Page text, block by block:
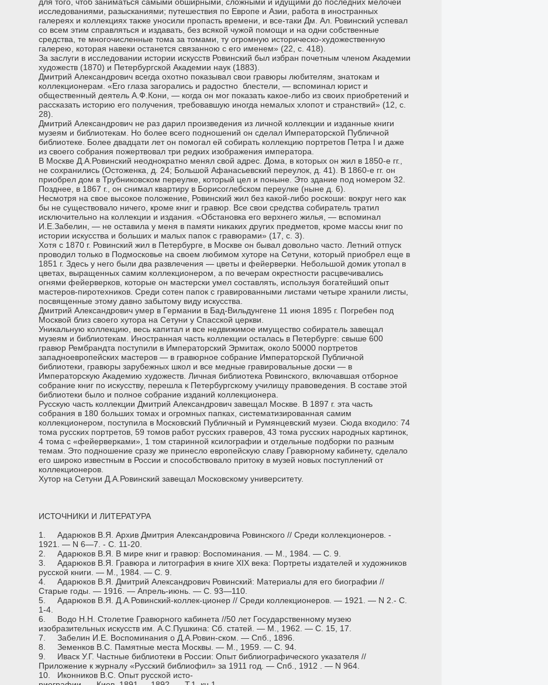
исследованиями, разысканиями; путешествия по Европе и Азии, работа в иностранных
галереях и коллекциях также уносили пропасть времени, и все-таки Дм. Ал. Ровинский успевал
со всем этим справляться и издавать, без всякой чужой помощи и на одни собственные
средства, те многочисленные тома за томами, ту огромную историческо-художественную
галерею, которая навеки останется связанною с его именем» (22, с. 418).
За заслуги в исследовании истории искусств Ровинский был избран почетным членом Академии
художеств (1870) и Петербургской Академии наук (1883).
Дмитрий Александрович всегда охотно показывал свои гравюры любителям, знатокам и
коллекционерам. «Его глаза загорались и радостно блестели, — вспоминал юрист и
общественный деятель А.Ф.Кони, — когда он мог показать какое-либо из своих приобретений и
рассказать историю его получения, требовавшую иногда немалых хлопот и странствий» (12, с.
28).
Дмитрий Александрович не раз дарил произведения из личной коллекции и изданные книги
музеям и библиотекам. Но более всего подношений он сделал Императорской Публичной
библиотеке. Более двадцати лет он помогал ей собирать коллекцию портретов Петра I и даже
из своего собрания пожертвовал три редких изображения императора.
В Москве Д.А.Ровинский неоднократно менял свой адрес. Дома, в которых он жил в 1850-е гг.,
не сохранились (Остоженка, д. 24; Большой Афанасьевский переулок, д. 41). В 1860-е гг. он
приобрел дом в Трубниковском переулке, который цел и поныне. Это здание под номером 32.
Позднее, в 1867 г., он снимал квартиру в Борисоглебском переулке (ныне д. 6).
Несмотря на свое высокое положение, Ровинский жил без какой-либо роскоши: вокруг него как
бы не существовало ничего, кроме книг и гравюр. Все свои средства собиратель тратил
исключительно на коллекции и издания. «Обстановка его верхнего жилья, — вспоминал
И.Е.Забелин, — не оставила у меня в памяти никаких других предметов, кроме массы книг по
истории искусства и больших и малых папок с гравюрами» (17, с. 3).
Хотя с 1870 г. Ровинский жил в Петербурге, в Москве он бывал довольно часто. Летний отпуск
проводил только в Подмосковье на своем любимом хуторе на Сетуни, который приобрел еще в
1851 г. Здесь у него были два развлечения — цветы и фейерверки. Небольшой домик утопал в
цветах, выращенных самим коллекционером, а по вечерам окрестности расцвечивались
огнями фейерверков, которые он мастерски умел составлять, используя богатейший опыт
мастеров-пиротехников. Среди сотен папок с гравированными листами четыре хранили листы,
посвященные этому давно забытому виду искусства.
Дмитрий Александрович умер в Германии в Бад-Вильдунгене 11 июня 1895 г. Погребен под
Москвой близ своего хутора на Сетуни у Спасской церкви.
Уникальную коллекцию, весь капитал и все недвижимое имущество собиратель завещал
музеям и библиотекам. Иностранная часть коллекции осталась в Петербурге: свыше 600
гравюр Рембрандта поступили в Императорский Эрмитаж, около 50000 портретов
западноевропейских мастеров — в гравюрное собрание Императорской Публичной
библиотеки, гравюры зарубежных школ и все медные гравировальные доски — в
Императорскую Академию художеств. Личная библиотека Ровинского, включавшая отборное
собрание книг по искусству, перешла к Петербургскому училищу правоведения. В составе этой
библиотеки было и полное собрание изданий коллекционера.
Русскую часть коллекции Дмитрий Александрович завещал Москве. В 1897 г. эта часть
собрания в 180 больших томах и огромных папках, систематизированная самим
коллекционером, поступила в Московский Публичный и Румянцевский музеи. Сюда входило: 74
тома русских портретов, 59 томов работ русских граверов, 43 тома русских народных картинок,
4 тома с «фейерверками», 1 том старинной ксилографии и отдельные подборки по разным
темам. Это подношение сразу же принесло европейскую славу Гравюрному кабинету, сделало
его широко известным в России и способствовало притоку в музей новых поступлений от
коллекционеров.
Хутор на Сетуни Д.А.Ровинский завещал Московскому университету.
ИСТОЧНИКИ И ЛИТЕРАТУРА
1.
Адарюков В.Я. Архив Дмитрия Александровича Ровинского // Среди коллекционеров. -
1921. — N 6—7. - С. 11-20.
2.
Адарюков В.Я. В мире книг и гравюр: Воспоминания. — М., 1984. — С. 9.
3.
Адарюков В.Я. Гравюра и литография в книге XIX века: Портреты издателей и художников
русской книги. — М., 1984. — С. 9.
4.
Адарюков В.Я. Дмитрий Александрович Ровинский: Материалы для его биографии //
Старые годы. — 1916. — Апрель-июнь. — С. 93—110.
5.
Адарюков В.Я. Д.А.Ровинский-коллек-ционер // Среди коллекционеров. — 1921. — N 2.- С.
1-4.
6.
Водо Н.Н. Столетие Гравюрного кабинета //50 лет Государственному музею
изобразительных искусств им. А.С.Пушкина: Сб. статей. — М., 1962. — С. 15, 17.
7.
Забелин И.Е. Воспоминания о Д.А.Ровин-ском. — Спб., 1896.
8.
Земенков B.C. Памятные места Москвы. — М., 1959. — С. 94.
9.
Иваск У.Г. Частные библиотеки в России: Опыт библиографического указателя //
Приложение к журналу «Русский библиофил» за 1911 год. — Спб., 1912 . — N 964.
10.
Иконников B.C. Опыт русской исто-